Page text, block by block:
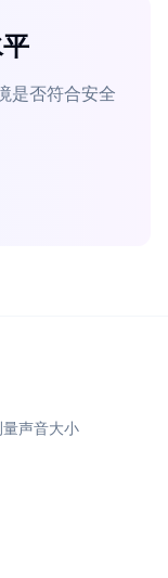
是否符合安全
声音大小